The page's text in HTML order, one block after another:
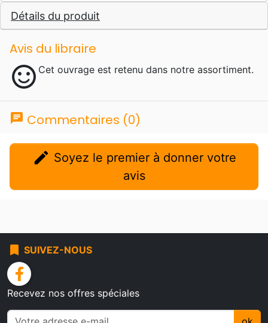
Détails du produit
Avis du libraire
sentiment_satisfied Cet ouvrage est retenu dans notre assortiment.
chat Commentaires (0)
edit
avis
bookmark SUIVEZ-NOUS
facebook
Recevez nos offres spéciales